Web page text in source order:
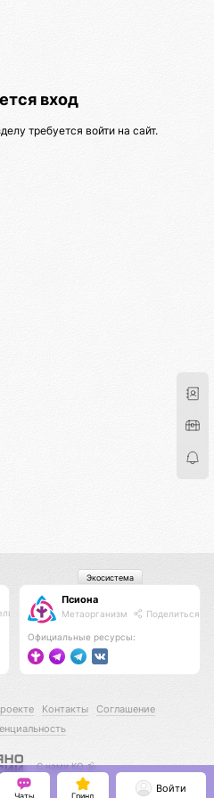
вход
требуется войти на сайт.
Псиона
Метаорганизм Поделиться
Официальные ресурсы:
Экосистема
Контакты
Соглашение
С нами КО 🕉️
Чаты Гринд
Войти